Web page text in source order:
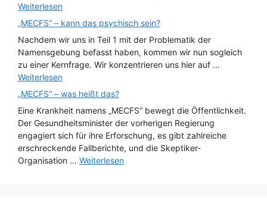
Weiterlesen
„MECFS“ – kann das psychisch sein?
Nachdem wir uns in Teil 1 mit der Problematik der
Namensgebung befasst haben, kommen wir nun sogleich
zu einer Kernfrage. Wir konzentrieren uns hier auf ...
Weiterlesen
„MECFS“ – was heißt das?
Eine Krankheit namens „MECFS“ bewegt die Öffentlichkeit.
Der Gesundheitsminister der vorherigen Regierung
engagiert sich für ihre Erforschung, es gibt zahlreiche
erschreckende Fallberichte, und die Skeptiker-
Organisation ... Weiterlesen